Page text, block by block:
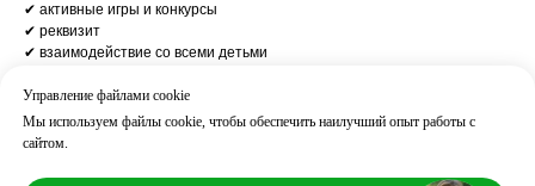
✔ активные игры и конкурсы
✔ реквизит
✔ взаимодействие со всеми детьми
дети активно вовлечены, веселье с первых минут
Часто добавляют:
дискотека / пиньята / шоу пузырей
Управление файлами cookie
Мы используем файлы cookie, чтобы обеспечить наилучший опыт работы с
сайтом.